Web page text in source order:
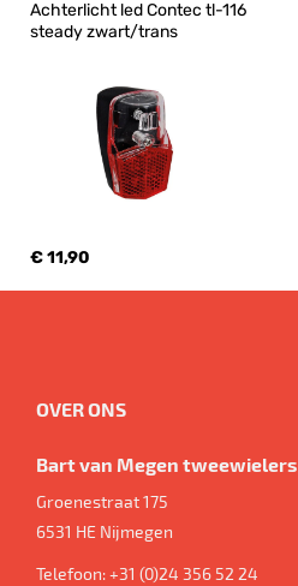
Achterlicht led Contec tl-116
steady zwart/trans
€ 11,90
OVER ONS
Bart van Megen tweewielers
Groenestraat 175
6531 HE Nijmegen
Telefoon:+31 (0)24 356 52 24